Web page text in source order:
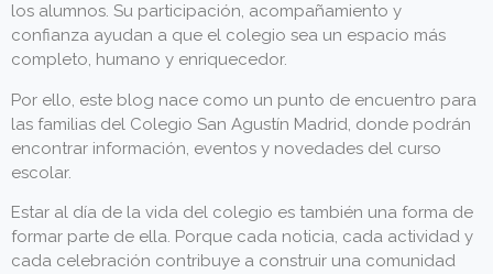
los alumnos. Su participación, acompañamiento y
confianza ayudan a que el colegio sea un espacio más
completo, humano y enriquecedor.
Por ello, este blog nace como un punto de encuentro para
las familias del Colegio San Agustín Madrid, donde podrán
encontrar información, eventos y novedades del curso
escolar.
Estar al día de la vida del colegio es también una forma de
formar parte de ella. Porque cada noticia, cada actividad y
cada celebración contribuye a construir una comunidad